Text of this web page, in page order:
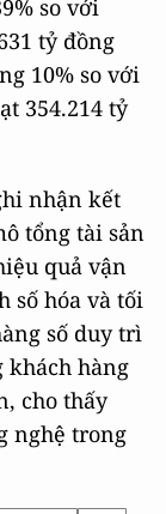
so với
tỷ đồng
10% so với
354.214 tỷ
nhận kết
tổng tài sản
quả vận
số hóa và tối
số duy trì
khách hàng
cho thấy
nghệ trong